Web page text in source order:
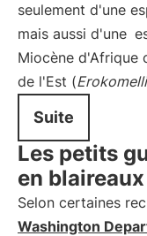
seulement d'une
mais aussi d'une
Miocène d'Afrique
de l'Est (
Suite
Les petits
en
Selon certaines
Washington